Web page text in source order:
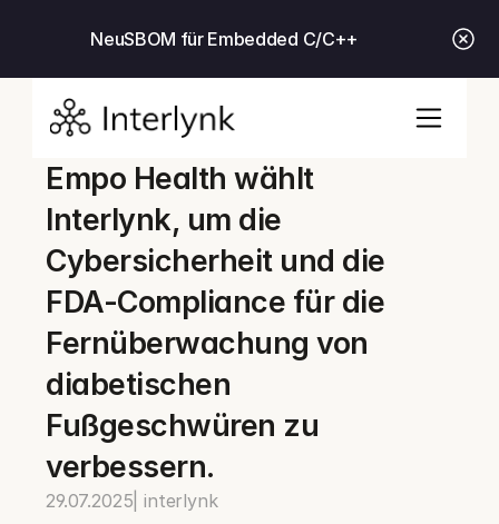
NeuSBOM für Embedded C/C++
Empo Health wählt
Interlynk, um die
Cybersicherheit und die
FDA-Compliance für die
Fernüberwachung von
diabetischen
Fußgeschwüren zu
verbessern.
29.07.2025 | interlynk